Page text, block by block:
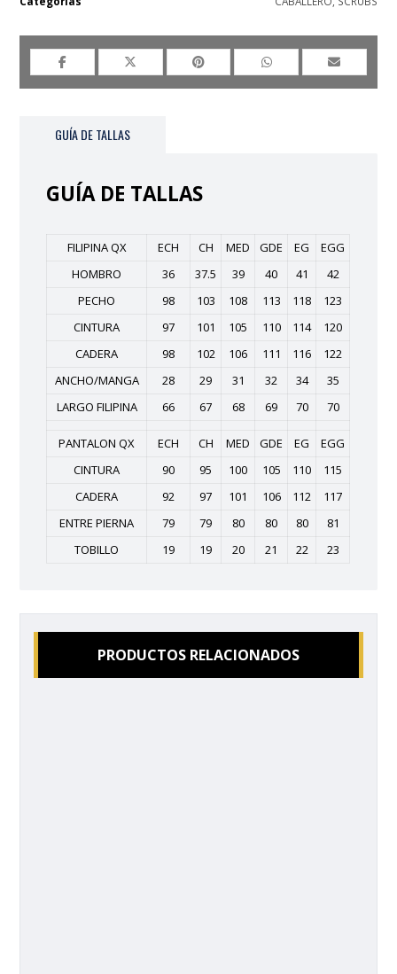
GUÍA DE TALLAS
GUÍA DE TALLAS
FILIPINA QX ECH CH MED GDE EG
EGG
HOMBRO
36 37.5 39 40 41
42
PECHO
98 103 108 113 118
123
CINTURA
97 101 105 110 114
120
CADERA
98 102 106 111 116
122
ANCHO/MANGA
28 29 31 32 34
35
LARGO FILIPINA
66 67 68 69 70 70
PANTALON QX ECH CH MED GDE EG
EGG
CINTURA
90 95 100 105 110
115
CADERA
92 97 101 106 112
117
ENTRE PIERNA
79 79 80 80 80
81
TOBILLO
19 19 20 21 22 23
PRODUCTOS RELACIONADOS